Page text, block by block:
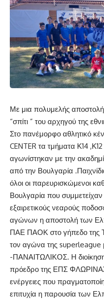
Με μια πολυμελής αποστολή
“σπίτι ” του αρχηγού της
Στο πανέμορφο αθλητικό
CENTER τα τμήματα Κ14
αγωνίστηκαν με την
από την Βουλγαρία
όλοι οι παρευρισκώμενοι
Βουλγαρία που
εξαιρετικούς νεαρούς
αγώνων η αποστολή των
ΠΑΕ ΠΑΟΚ στο γήπεδο της
τον αγώνα της
-ΠΑΝΑΙΤΩΛΙΚΟΣ. Η
πρόεδρο της ΕΠΣ
ενέργειες που
επιτυχία η παρουσία των